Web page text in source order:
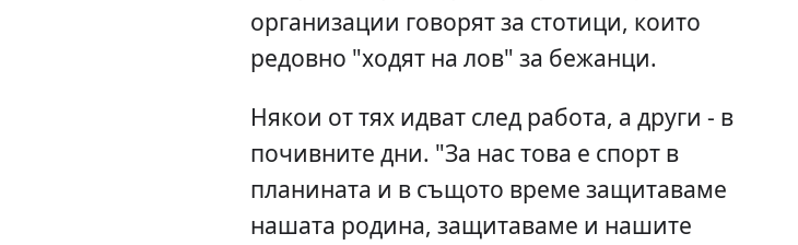
организации говорят за стотици, които
редовно "ходят на лов" за бежанци.
Някои от тях идват след работа, а други - в
почивните дни. "За нас това е спорт в
планината и в същото време защитаваме
нашата родина, защитаваме и нашите